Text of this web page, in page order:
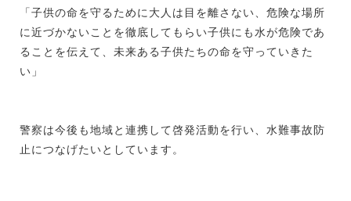
「子供の命を守るために大人は目を離さない、危険な場所
に近づかないことを徹底してもらい子供にも水が危険であ
ることを伝えて、未来ある子供たちの命を守っていきた
い」
警察は今後も地域と連携して啓発活動を行い、水難事故防
止につなげたいとしています。